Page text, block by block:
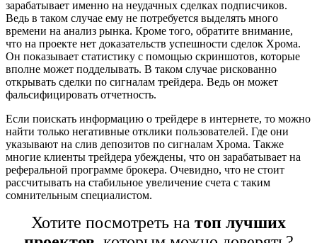
зарабатывает именно на неудачных сделках подписчиков.
Ведь в таком случае ему не потребуется выделять много
времени на анализ рынка. Кроме того, обратите внимание,
что на проекте нет доказательств успешности сделок Хрома.
Он показывает статистику с помощью скриншотов, которые
вполне может подделывать. В таком случае рискованно
открывать сделки по сигналам трейдера. Ведь он может
фальсифицировать отчетность.
Если поискать информацию о трейдере в интернете, то можно
найти только негативные отклики пользователей. Где они
указывают на слив депозитов по сигналам Хрома. Также
многие клиенты трейдера убеждены, что он зарабатывает на
реферальной программе брокера. Очевидно, что не стоит
рассчитывать на стабильное увеличение счета с таким
сомнительным специалистом.
Хотите посмотреть на топ лучших